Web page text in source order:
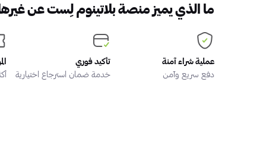
ما الذي يميز منصة بلاتينوم لِست عن
عملية شراء آمنة
دفع سريع وآمن
تأكيد فوري
خدمة ضمان استرجاع اختيارية
أكثر